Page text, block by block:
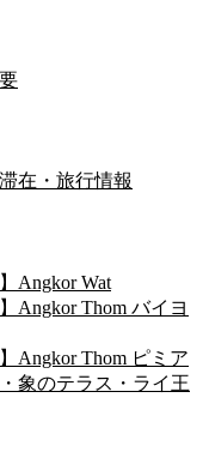
在・旅行情報
Angkor Wat
Angkor Thom バイヨ
Angkor Thom ピミア
象のテラス・ライ王